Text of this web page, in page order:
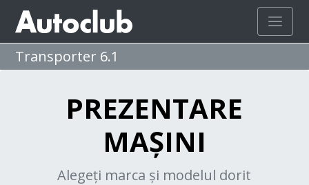
Transporter 6.1
PREZENTARE
MAȘINI
Alegeți marca și modelul dorit